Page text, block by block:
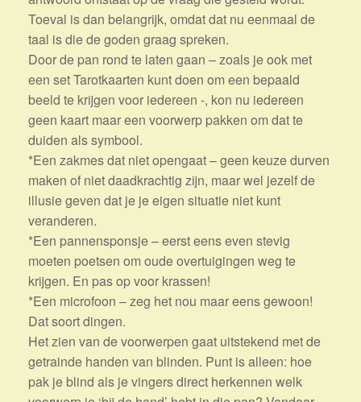
Toeval is dan belangrijk, omdat dat nu eenmaal de
taal is die de goden graag spreken.
Door de pan rond te laten gaan – zoals je ook met
een set Tarotkaarten kunt doen om een bepaald
beeld te krijgen voor iedereen -, kon nu iedereen
geen kaart maar een voorwerp pakken om dat te
duiden als symbool.
*Een zakmes dat niet opengaat – geen keuze durven
maken of niet daadkrachtig zijn, maar wel jezelf de
illusie geven dat je je eigen situatie niet kunt
veranderen.
*Een pannensponsje – eerst eens even stevig
moeten poetsen om oude overtuigingen weg te
krijgen. En pas op voor krassen!
*Een microfoon – zeg het nou maar eens gewoon!
Dat soort dingen.
Het zien van de voorwerpen gaat uitstekend met de
getrainde handen van blinden. Punt is alleen: hoe
pak je blind als je vingers direct herkennen welk